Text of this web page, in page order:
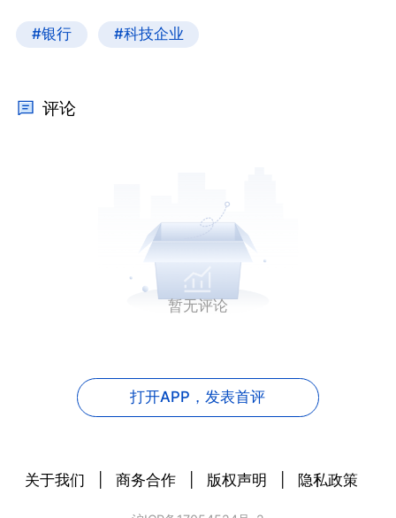
#银行 #科技企业
评论
暂无评论
打开APP，发表首评
关于我们 商务合作 版权声明 隐私政策